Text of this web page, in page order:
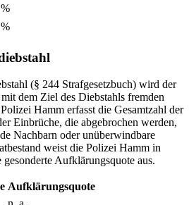
(§ 244 Strafgesetzbuch) wird der
dem Ziel des Diebstahls fremden
Hamm erfasst die Gesamtzahl der
Einbrüche, die abgebrochen werden,
Nachbarn oder unüberwindbare
weist die Polizei Hamm in
Aufklärungsquote aus.
Aufklärungsquote